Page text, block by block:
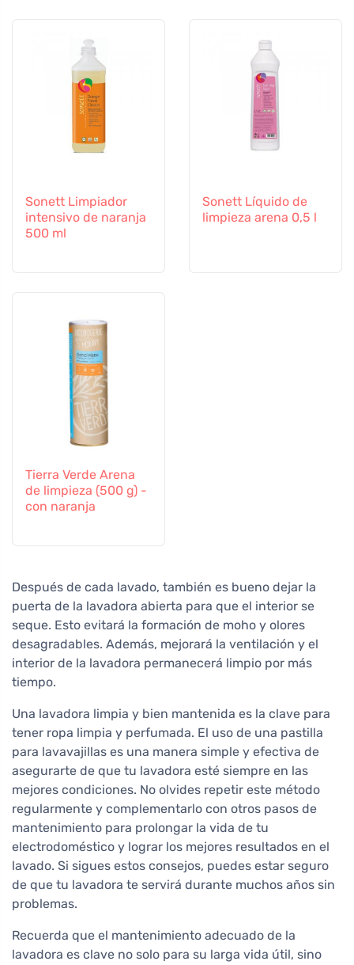
Sonett Limpiador
intensivo de naranja
500 ml
Sonett Líquido de
limpieza arena 0,5 l
Tierra Verde Arena
de limpieza (500 g) -
con naranja
Después de cada lavado, también es bueno dejar la
puerta de la lavadora abierta para que el interior se
seque. Esto evitará la formación de moho y olores
desagradables. Además, mejorará la ventilación y el
interior de la lavadora permanecerá limpio por más
tiempo.
Una lavadora limpia y bien mantenida es la clave para
tener ropa limpia y perfumada. El uso de una pastilla
para lavavajillas es una manera simple y efectiva de
asegurarte de que tu lavadora esté siempre en las
mejores condiciones. No olvides repetir este método
regularmente y complementarlo con otros pasos de
mantenimiento para prolongar la vida de tu
electrodoméstico y lograr los mejores resultados en el
lavado. Si sigues estos consejos, puedes estar seguro
de que tu lavadora te servirá durante muchos años sin
problemas.
Recuerda que el mantenimiento adecuado de la
lavadora es clave no solo para su larga vida útil, sino